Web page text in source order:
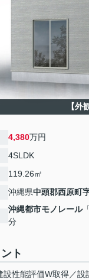
【外
4,380万円
4SLDK
119.26㎡
沖縄県中頭郡西原町
沖縄都市モノレール「
分
ト
設性能評価W取得／